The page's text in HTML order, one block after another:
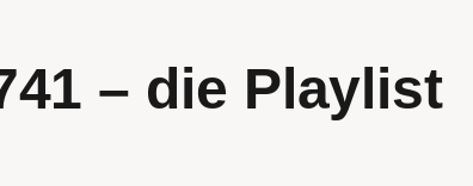
– die Playlist